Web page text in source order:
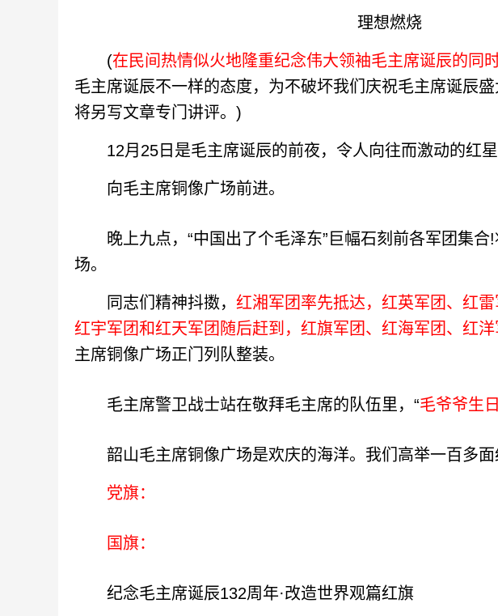
理想燃烧
(在民间热情似火地隆重纪念伟大领袖毛主席诞辰的同时
毛主席诞辰不一样的态度，为不破坏我们庆祝毛主席诞辰
将另写文章专门讲评。)
12月25日是毛主席诞辰的前夜，令人向往而激动的红星
向毛主席铜像广场前进。
晚上九点，“中国出了个毛泽东”巨幅石刻前各军团集合!
场。
同志们精神抖擞， 红湘军团率先抵达，红英军团、红雷
红宇军团和红天军团随后赶到，红旗军团、红海军团、红洋
主席铜像广场正门列队整装。
毛主席警卫战士站在敬拜毛主席的队伍里，“毛爷爷生
韶山毛主席铜像广场是欢庆的海洋。我们高举一百多面
党旗：
国旗：
纪念毛主席诞辰132周年·改造世界观篇红旗